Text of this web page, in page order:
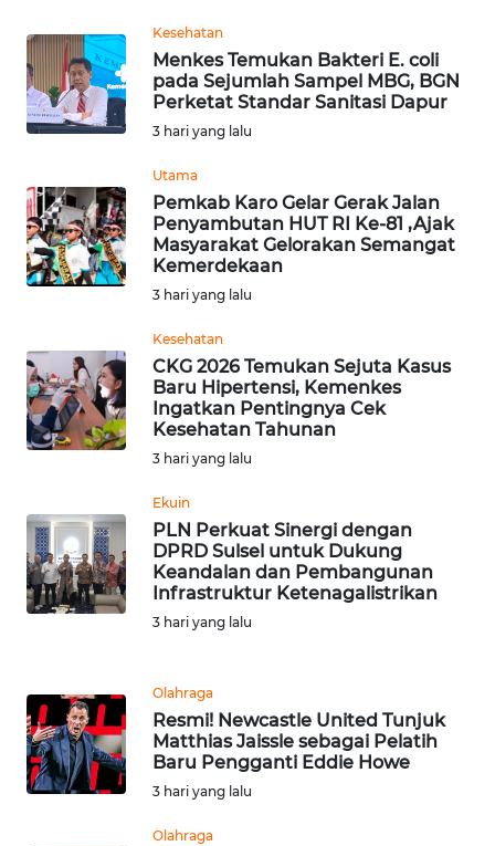
Kesehatan
Menkes Temukan Bakteri E. coli
pada Sejumlah Sampel MBG, BGN
Perketat Standar Sanitasi Dapur
3 hari yang lalu
Utama
Pemkab Karo Gelar Gerak Jalan
Penyambutan HUT RI Ke-81 ,Ajak
Masyarakat Gelorakan Semangat
Kemerdekaan
3 hari yang lalu
Kesehatan
CKG 2026 Temukan Sejuta Kasus
Baru Hipertensi, Kemenkes
Ingatkan Pentingnya Cek
Kesehatan Tahunan
3 hari yang lalu
Ekuin
PLN Perkuat Sinergi dengan
DPRD Sulsel untuk Dukung
Keandalan dan Pembangunan
Infrastruktur Ketenagalistrikan
3 hari yang lalu
Olahraga
Resmi! Newcastle United Tunjuk
Matthias Jaissle sebagai Pelatih
Baru Pengganti Eddie Howe
3 hari yang lalu
Olahraga
WN
KALTARA
WN
WN
KALTIM
WN
GORONTALO
WN
MALUKU
WN
DAIRI
WN